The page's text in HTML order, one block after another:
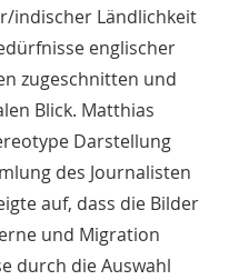
indischer Ländlichkeit
englischer
zugeschnitten und
Blick. Matthias
Darstellung
des Journalisten
auf, dass die Bilder
und Migration
durch die Auswahl